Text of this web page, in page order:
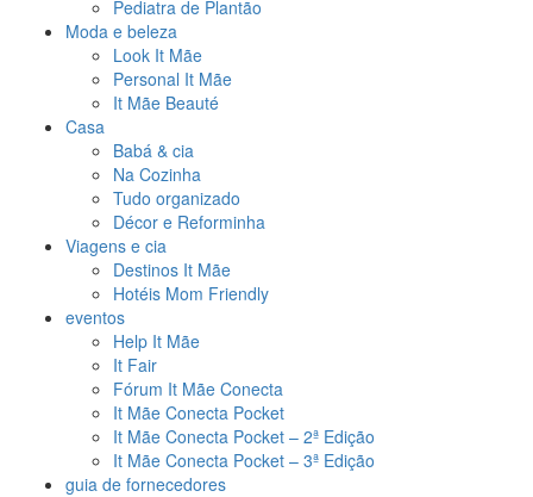
Pediatra de Plantão
Moda e beleza
Look It Mãe
Personal It Mãe
It Mãe Beauté
Casa
Babá & cia
Na Cozinha
Tudo organizado
Décor e Reforminha
Viagens e cia
Destinos It Mãe
Hotéis Mom Friendly
eventos
Help It Mãe
It Fair
Fórum It Mãe Conecta
It Mãe Conecta Pocket
It Mãe Conecta Pocket – 2ª Edição
It Mãe Conecta Pocket – 3ª Edição
guia de fornecedores